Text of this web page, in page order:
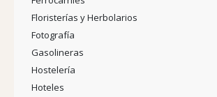
Floristerías y Herbolarios
Fotografía
Gasolineras
Hostelería
Hoteles